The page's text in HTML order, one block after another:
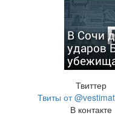
В Сочи
ударов
Твиттер
Твиты от
В контакте